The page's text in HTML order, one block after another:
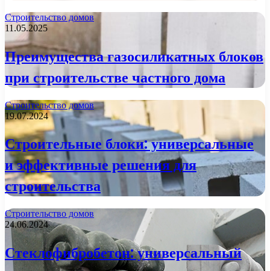
Строительство домов
11.05.2025
Преимущества газосиликатных блоков
при строительстве частного дома
Строительство домов
19.07.2024
Строительные блоки: универсальные
и эффективные решения для
строительства
Строительство домов
24.06.2024
Стеклофибробетон: универсальный